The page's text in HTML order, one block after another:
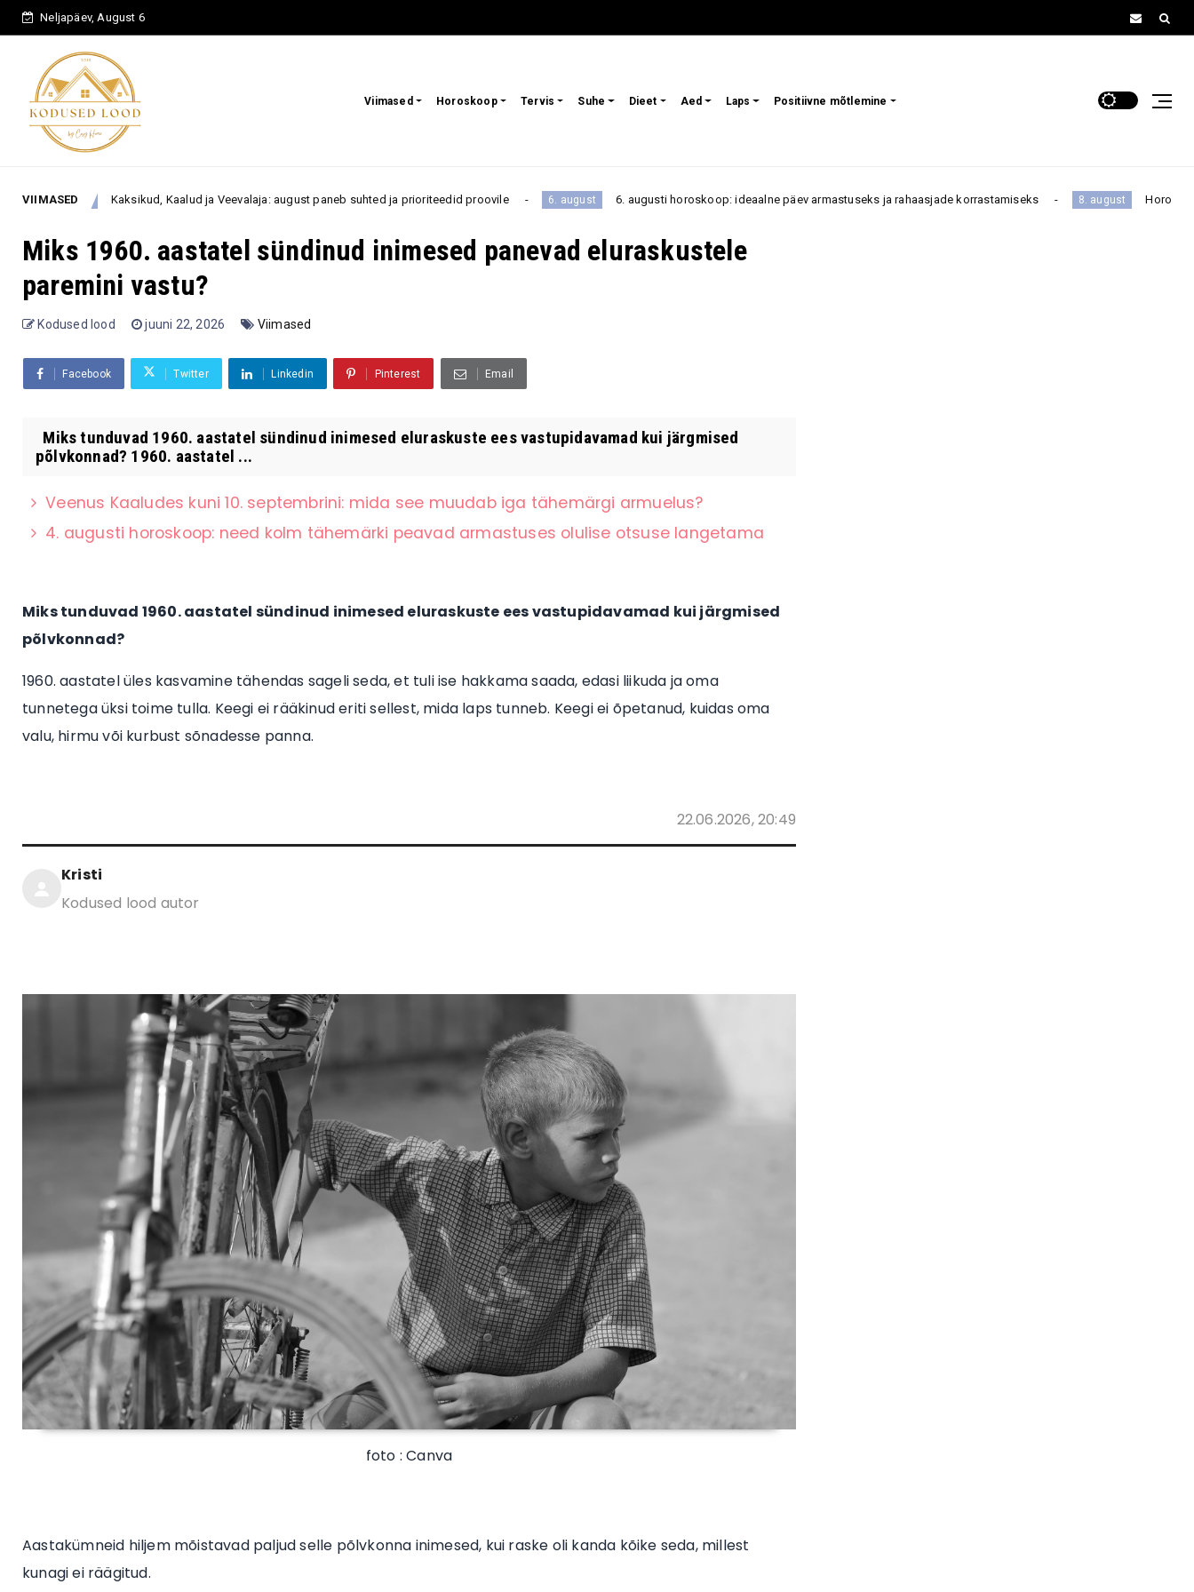
Neljapäev, August 6
Viimased Horoskoop Tervis Suhe Dieet Aed Laps Positiivne mõtlemine
VIIMASED
Kaksikud, Kaalud ja Veevalaja: august paneb suhted ja prioriteedid proovile 6. august 6. augusti horoskoop: ideaalne päev armastuseks ja rahaasjade korrastamiseks 8. august Horoskoop: neid
Miks 1960. aastatel sündinud inimesed panevad eluraskustele
paremini vastu?
Kodused lood juuni 22, 2026 Viimased
Facebook Twitter Linkedin Pinterest Email
Miks tunduvad 1960. aastatel sündinud inimesed eluraskuste ees vastupidavamad kui järgmised
põlvkonnad? 1960. aastatel ...
Veenus Kaaludes kuni 10. septembrini: mida see muudab iga tähemärgi armuelus?
4. augusti horoskoop: need kolm tähemärki peavad armastuses olulise otsuse langetama
Miks tunduvad 1960. aastatel sündinud inimesed eluraskuste ees vastupidavamad kui järgmised
põlvkonnad?
1960. aastatel üles kasvamine tähendas sageli seda, et tuli ise hakkama saada, edasi liikuda ja oma
tunnetega üksi toime tulla. Keegi ei rääkinud eriti sellest, mida laps tunneb. Keegi ei õpetanud, kuidas oma
valu, hirmu või kurbust sõnadesse panna.
22.06.2026, 20:49
Kristi
Kodused lood autor
foto : Canva
Aastakümneid hiljem mõistavad paljud selle põlvkonna inimesed, kui raske oli kanda kõike seda, millest
kunagi ei räägitud.